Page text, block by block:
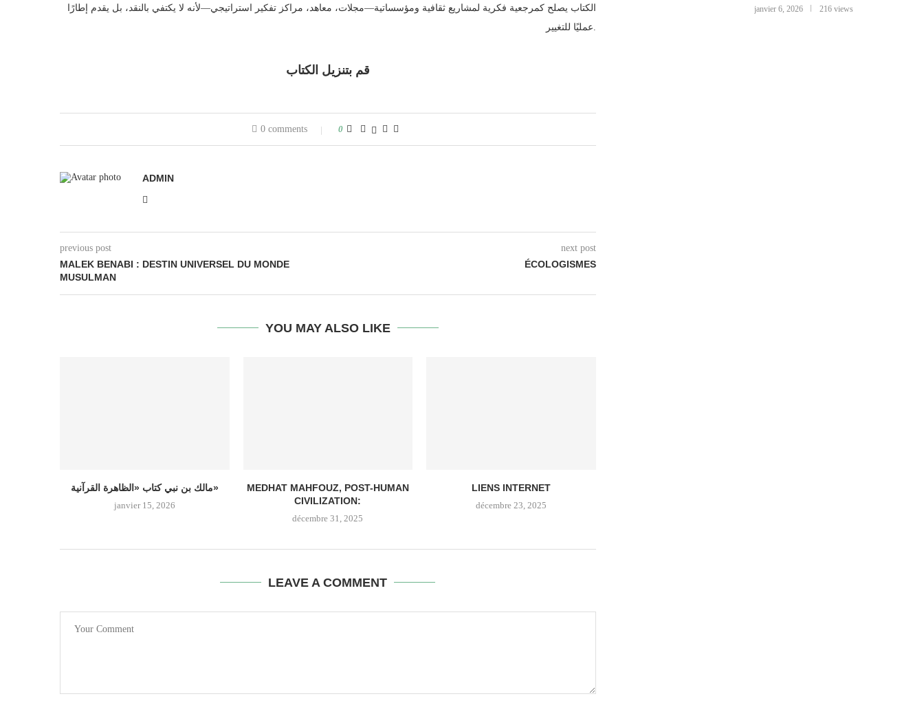
الكتاب يصلح كمرجعية فكرية لمشاريع ثقافية ومؤسساتية—مجلات، معاهد، مراكز تفكير استراتيجي—لأنه لا يكتفي بالنقد، بل يقدم إطارًا
عمليًا للتغيير.
قم بتنزيل الكتاب
0 comments 0
ADMIN
previous post
MALEK BENABI : DESTIN UNIVERSEL DU MONDE
MUSULMAN
next post
ÉCOLOGISMES
YOU MAY ALSO LIKE
مالك بن نبي كتاب «الظاهرة القرآنية»
janvier 15, 2026
MEDHAT MAHFOUZ, POST-HUMAN
CIVILIZATION:
décembre 31, 2025
LIENS INTERNET
décembre 23, 2025
LEAVE A COMMENT
janvier 6, 2026 216 views